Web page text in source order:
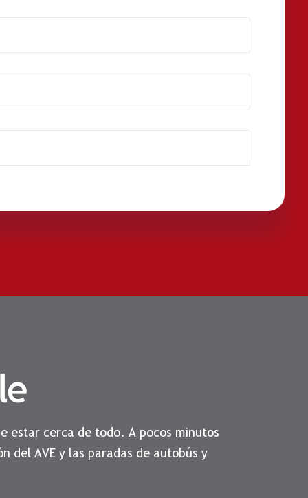
estar cerca de todo. A pocos minutos
del AVE y las paradas de autobús y